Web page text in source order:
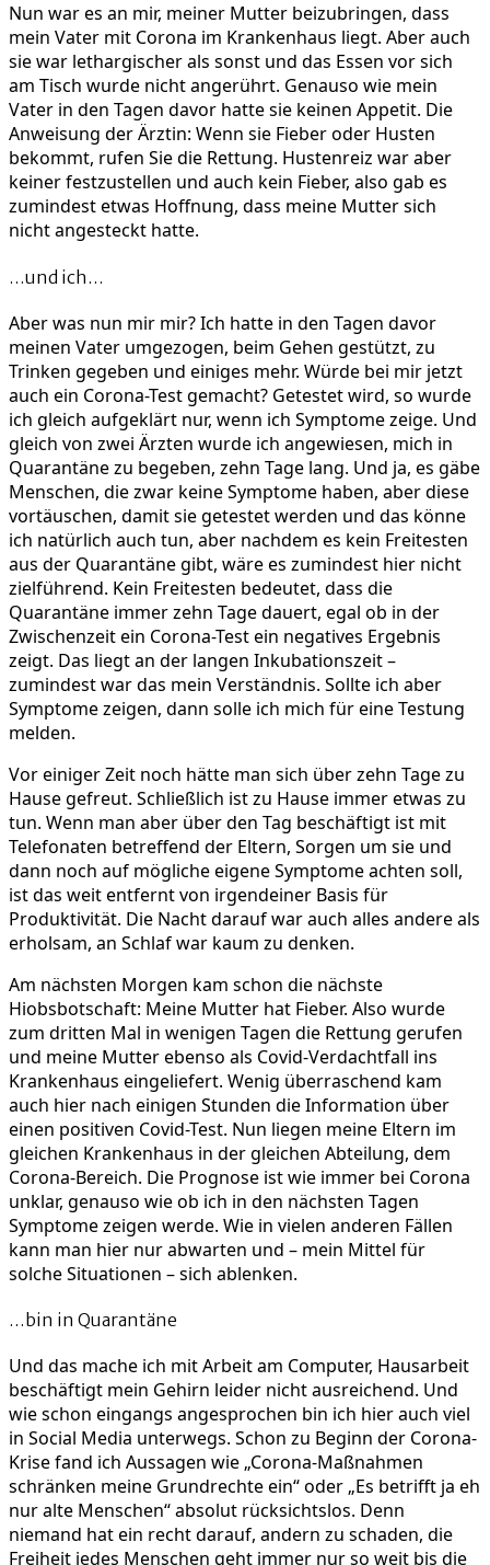
Nun war es an mir, meiner Mutter beizubringen, dass
mein Vater mit Corona im Krankenhaus liegt. Aber auch
sie war lethargischer als sonst und das Essen vor sich
am Tisch wurde nicht angerührt. Genauso wie mein
Vater in den Tagen davor hatte sie keinen Appetit. Die
Anweisung der Ärztin: Wenn sie Fieber oder Husten
bekommt, rufen Sie die Rettung. Hustenreiz war aber
keiner festzustellen und auch kein Fieber, also gab es
zumindest etwas Hoffnung, dass meine Mutter sich
nicht angesteckt hatte.
…und ich…
Aber was nun mir mir? Ich hatte in den Tagen davor
meinen Vater umgezogen, beim Gehen gestützt, zu
Trinken gegeben und einiges mehr. Würde bei mir jetzt
auch ein Corona-Test gemacht? Getestet wird, so wurde
ich gleich aufgeklärt nur, wenn ich Symptome zeige. Und
gleich von zwei Ärzten wurde ich angewiesen, mich in
Quarantäne zu begeben, zehn Tage lang. Und ja, es gäbe
Menschen, die zwar keine Symptome haben, aber diese
vortäuschen, damit sie getestet werden und das könne
ich natürlich auch tun, aber nachdem es kein Freitesten
aus der Quarantäne gibt, wäre es zumindest hier nicht
zielführend. Kein Freitesten bedeutet, dass die
Quarantäne immer zehn Tage dauert, egal ob in der
Zwischenzeit ein Corona-Test ein negatives Ergebnis
zeigt. Das liegt an der langen Inkubationszeit –
zumindest war das mein Verständnis. Sollte ich aber
Symptome zeigen, dann solle ich mich für eine Testung
melden.
Vor einiger Zeit noch hätte man sich über zehn Tage zu
Hause gefreut. Schließlich ist zu Hause immer etwas zu
tun. Wenn man aber über den Tag beschäftigt ist mit
Telefonaten betreffend der Eltern, Sorgen um sie und
dann noch auf mögliche eigene Symptome achten soll,
ist das weit entfernt von irgendeiner Basis für
Produktivität. Die Nacht darauf war auch alles andere als
erholsam, an Schlaf war kaum zu denken.
Am nächsten Morgen kam schon die nächste
Hiobsbotschaft: Meine Mutter hat Fieber. Also wurde
zum dritten Mal in wenigen Tagen die Rettung gerufen
und meine Mutter ebenso als Covid-Verdachtfall ins
Krankenhaus eingeliefert. Wenig überraschend kam
auch hier nach einigen Stunden die Information über
einen positiven Covid-Test. Nun liegen meine Eltern im
gleichen Krankenhaus in der gleichen Abteilung, dem
Corona-Bereich. Die Prognose ist wie immer bei Corona
unklar, genauso wie ob ich in den nächsten Tagen
Symptome zeigen werde. Wie in vielen anderen Fällen
kann man hier nur abwarten und – mein Mittel für
solche Situationen – sich ablenken.
…bin in Quarantäne
Und das mache ich mit Arbeit am Computer, Hausarbeit
beschäftigt mein Gehirn leider nicht ausreichend. Und
wie schon eingangs angesprochen bin ich hier auch viel
in Social Media unterwegs. Schon zu Beginn der Corona-
Krise fand ich Aussagen wie „Corona-Maßnahmen
schränken meine Grundrechte ein“ oder „Es betrifft ja eh
nur alte Menschen“ absolut rücksichtslos. Denn
niemand hat ein recht darauf, andern zu schaden, die
Freiheit jedes Menschen geht immer nur so weit bis die